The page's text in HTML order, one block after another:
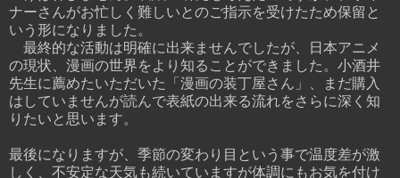
ナーさんがお忙しく難しいとのご指示を受けたため保留と
いう形になりました。
最終的な活動は明確に出来ませんでしたが、日本アニメ
の現状、漫画の世界をより知ることができました。小酒井
先生に薦めたいただいた「漫画の装丁屋さん」、まだ購入
はしていませんが読んで表紙の出来る流れをさらに深く知
りたいと思います。
最後になりますが、季節の変わり目という事で温度差が激
しく、不安定な天気も続いていますが体調にもお気を付け